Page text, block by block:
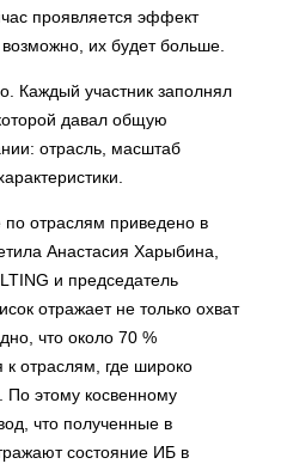
проявляется эффект
их будет больше.
Каждый участник заполнял
давал общую
отрасль, масштаб
отраслям приведено в
Анастасия Харыбина,
и председатель
отражает не только охват
что около 70 %
к отраслям, где широко
этому косвенному
что полученные в
состояние ИБ в